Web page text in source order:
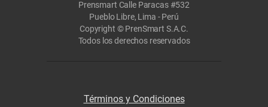
Prensmart Calle Paracas #532
Pueblo Libre, Lima - Perú
Copyright © PrenSmart S.A.C.
Todos los derechos reservados
Términos y Condiciones